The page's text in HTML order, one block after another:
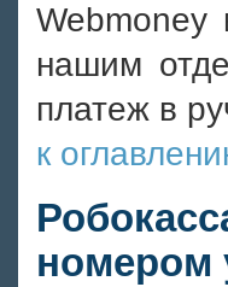
Webmoney
нашим
платеж в
к
номером